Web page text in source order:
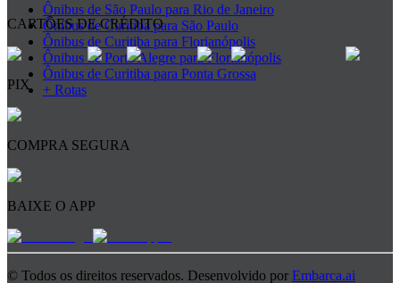
Ônibus de São Paulo para Rio de Janeiro
Ônibus de Curitiba para São Paulo
Ônibus de Curitiba para Florianópolis
Ônibus de Porto Alegre para Florianópolis
Ônibus de Curitiba para Ponta Grossa
+ Rotas
CARTÕES DE CRÉDITO
PIX
COMPRA SEGURA
BAIXE O APP
© Todos os direitos reservados. Desenvolvido por Embarca.ai